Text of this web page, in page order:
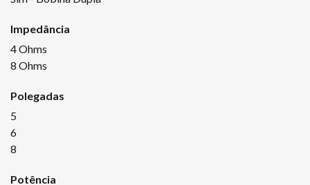
Impedância
4 Ohms
8 Ohms
Polegadas
5
6
8
Potência